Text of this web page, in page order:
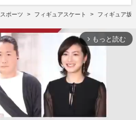
スポーツ フィギュアスケート フィギュア坂
arrow_forward_ios もっと読む